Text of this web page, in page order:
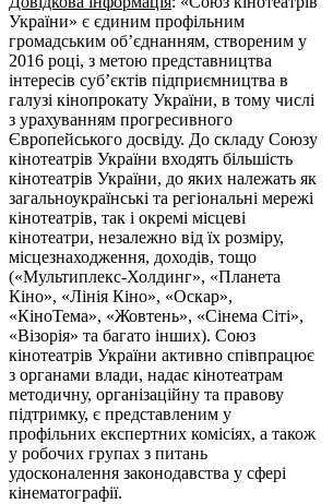
України» є єдиним профільним
громадським об’єднанням, створеним у
2016 році, з метою представництва
інтересів суб’єктів підприємництва в
галузі кiнопрокату України, в тому числі
з урахуванням прогресивного
Європейського досвіду. До складу Союзу
кінотеатрів України входять більшість
кінотеатрів України, до яких належать як
загальноукраїнські та регіональні мережі
кінотеатрів, так і окремі місцеві
кінотеатри, незалежно від їх розміру,
місцезнаходження, доходів, тощо
(«Мультиплекс-Холдинг», «Планета
Кіно», «Лінія Кіно», «Оскар»,
«КіноТема», «Жовтень», «Сінема Сіті»,
«Візорія» та багато інших). Союз
кінотеатрів України активно співпрацює
з органами влади, надає кінотеатрам
методичну, організаційну та правову
підтримку, є представленим у
профільних експертних комісіях, а також
у робочих групах з питань
удосконалення законодавства у сфері
кінематографії.